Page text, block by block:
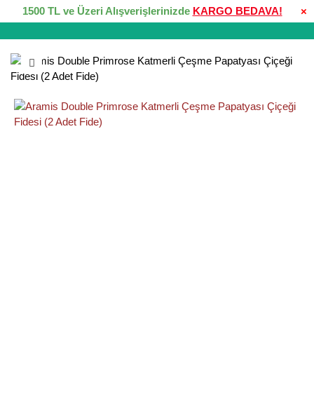
×
1500 TL ve Üzeri Alışverişlerinizde KARGO BEDAVA!